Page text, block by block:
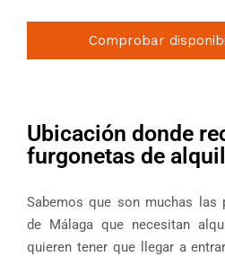
Comprobar
Ubicación donde
furgonetas de
Sabemos que son muchas las
de Málaga que necesitan
quieren tener que llegar a